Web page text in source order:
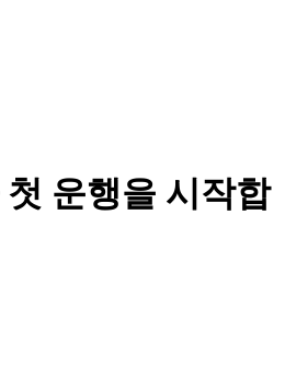
운행을 시작합